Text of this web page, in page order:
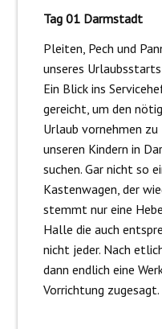
Tag 01 Darmstadt
Pleiten, Pech und
unseres
Ein Blick ins
gereicht, um den
Urlaub vornehmen
unseren Kindern in
suchen. Gar nicht so
Kastenwagen, der
stemmt nur eine
Halle die auch
nicht jeder. Nach
dann endlich eine
Vorrichtung zugesagt.